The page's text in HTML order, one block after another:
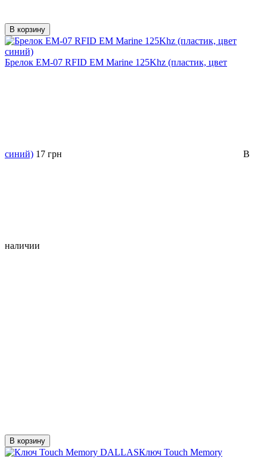
В корзину
Брелок EM-07 RFID EM Marine 125Khz (пластик, цвет
синий) 17 грн В
наличии
В корзину
Ключ Touch Memory